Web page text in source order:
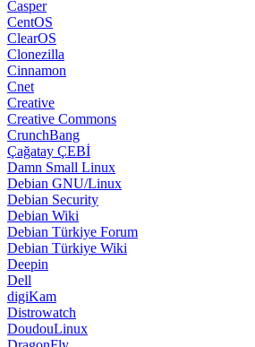
Casper
CentOS
ClearOS
Clonezilla
Cinnamon
Cnet
Creative
Creative Commons
CrunchBang
Çağatay ÇEBİ
Damn Small Linux
Debian GNU/Linux
Debian Security
Debian Wiki
Debian Türkiye Forum
Debian Türkiye Wiki
Deepin
Dell
digiKam
Distrowatch
DoudouLinux